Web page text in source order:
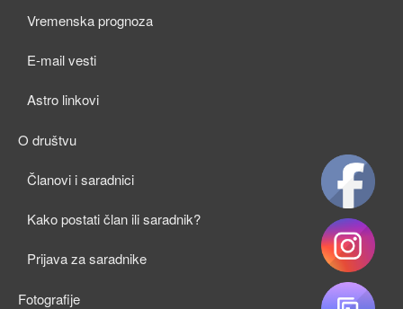
Vremenska prognoza
E-mail vesti
Astro linkovi
O društvu
Članovi i saradnici
Kako postati član ili saradnik?
Prijava za saradnike
Fotografije
child
menu